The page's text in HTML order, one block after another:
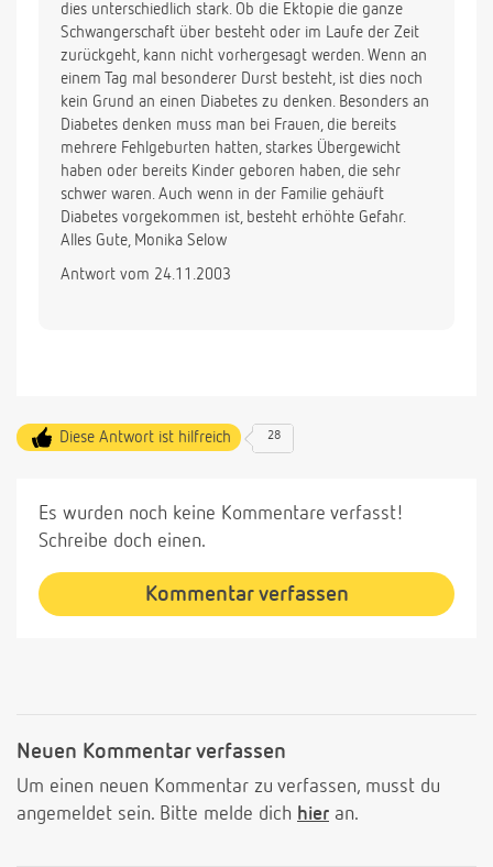
46/47. Rauche nicht und trinke natürlich auch
nicht! Ernähre mich eigentlich ganz gesund, bis
darauf, dass ich in den letzten 2 Wochen nicht mehr
viel Gemüse zu mir nehmen kann, da mir davon
noch schlechter wird).
Vielen Dank im Voraus
dies unterschiedlich stark. Ob die Ektopie die ganze
Schwangerschaft über besteht oder im Laufe der Zeit
zurückgeht, kann nicht vorhergesagt werden. Wenn an
einem Tag mal besonderer Durst besteht, ist dies noch
kein Grund an einen Diabetes zu denken. Besonders an
Diabetes denken muss man bei Frauen, die bereits
mehrere Fehlgeburten hatten, starkes Übergewicht
haben oder bereits Kinder geboren haben, die sehr
schwer waren. Auch wenn in der Familie gehäuft
Diabetes vorgekommen ist, besteht erhöhte Gefahr.
Alles Gute, Monika Selow
Antwort vom 24.11.2003
Diese Antwort ist hilfreich 28
Es wurden noch keine Kommentare verfasst!
Schreibe doch einen.
Kommentar verfassen
Neuen Kommentar verfassen
Um einen neuen Kommentar zu verfassen, musst du
angemeldet sein. Bitte melde dich hier an.